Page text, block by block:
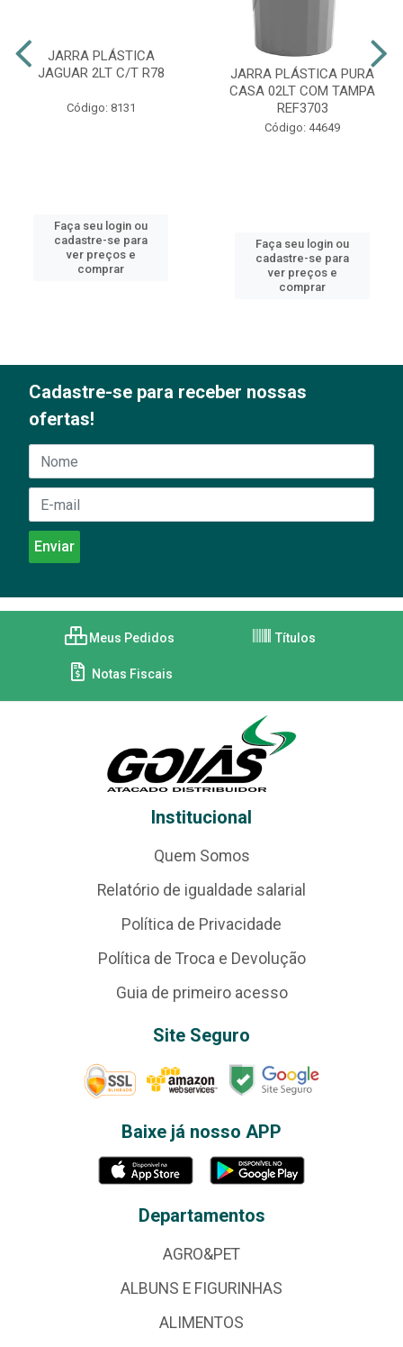
JARRA PLÁSTICA
JAGUAR 2LT C/T R78
Código: 8131
Faça seu login ou
cadastre-se para
ver preços e
comprar
JARRA PLÁSTICA PURA
CASA 02LT COM TAMPA
REF3703
Código: 44649
Faça seu login ou
cadastre-se para
ver preços e
comprar
Cadastre-se para receber nossas
ofertas!
Meus Pedidos Títulos
Notas Fiscais
Institucional
Quem Somos
Relatório de igualdade salarial
Política de Privacidade
Política de Troca e Devolução
Guia de primeiro acesso
Site Seguro
Baixe já nosso APP
Departamentos
AGRO&PET
ALBUNS E FIGURINHAS
ALIMENTOS